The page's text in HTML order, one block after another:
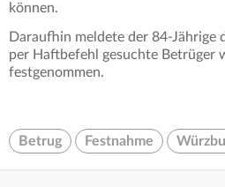
können.
Daraufhin meldete der 84-Jährige
per Haftbefehl gesuchte Betrüger
festgenommen.
Betrug Festnahme